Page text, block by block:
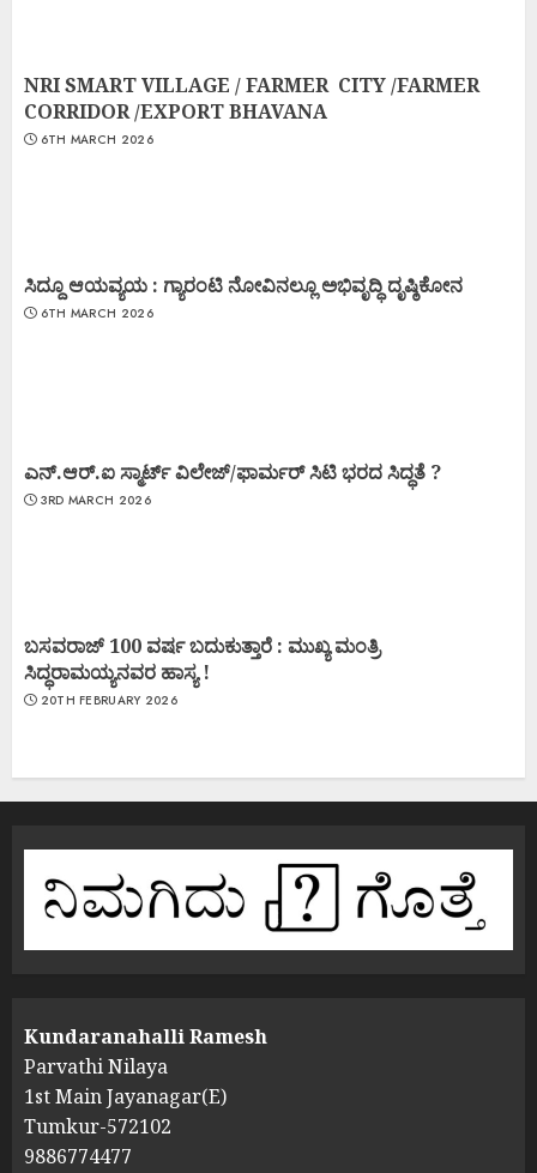
NRI SMART VILLAGE / FARMER CITY /FARMER
CORRIDOR /EXPORT BHAVANA
6TH MARCH 2026
ಸಿದ್ದೂ ಆಯವ್ಯಯ : ಗ್ಯಾರಂಟಿ ನೋವಿನಲ್ಲೂ ಅಭಿವೃದ್ಧಿ ದೃಷ್ಠಿಕೋನ
6TH MARCH 2026
ಎನ್.ಆರ್.ಐ ಸ್ಮಾರ್ಟ್ ವಿಲೇಜ್/ಫಾರ್ಮರ್ ಸಿಟಿ ಭರದ ಸಿದ್ಧತೆ ?
3RD MARCH 2026
ಬಸವರಾಜ್ 100 ವರ್ಷ ಬದುಕುತ್ತಾರೆ : ಮುಖ್ಯ ಮಂತ್ರಿ
ಸಿದ್ಧರಾಮಯ್ಯನವರ ಹಾಸ್ಯ !
20TH FEBRUARY 2026
Kundaranahalli Ramesh
Parvathi Nilaya
1st Main Jayanagar(E)
Tumkur-572102
9886774477